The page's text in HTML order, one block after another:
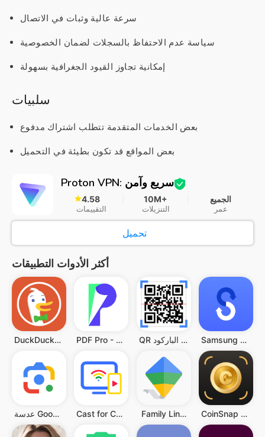
سرعة عالية وثبات في الاتصال
سياسة عدم الاحتفاظ بالسجلات لضمان الخصوصية
إمكانية تجاوز القيود الجغرافية بسهولة
سلبيات
بعض الخدمات المتقدمة تتطلب اشتراك مدفوع
بعض المواقع قد تكون بطيئة في التحميل
Proton VPN: سريع وآمن
4.58
التقييمات
10M+
التنزيلات
الجميع
عمر
تحميل
أكثر الأدوات التطبيقات
DuckDuckGo Private Browser PDF Pro - Reader & Maker QR قارئ رمز & قارئ الباركود Samsung Smart Switch Mobile
‏عدسة Google Cast for Chromecast & TV Cast ‏ Family Link على Google CoinSnap - Coin Identifier